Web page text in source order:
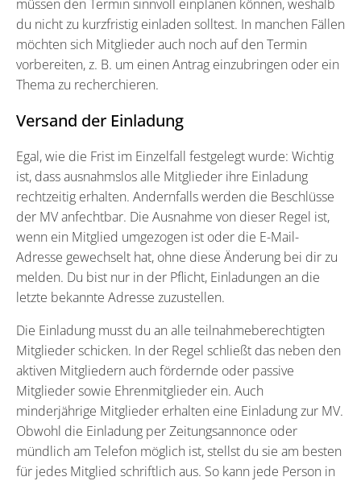
müssen den Termin sinnvoll einplanen können, weshalb
du nicht zu kurzfristig einladen solltest. In manchen Fällen
möchten sich Mitglieder auch noch auf den Termin
vorbereiten, z. B. um einen Antrag einzubringen oder ein
Thema zu recherchieren.
Versand der Einladung
Egal, wie die Frist im Einzelfall festgelegt wurde: Wichtig
ist, dass ausnahmslos alle Mitglieder ihre Einladung
rechtzeitig erhalten. Andernfalls werden die Beschlüsse
der MV anfechtbar. Die Ausnahme von dieser Regel ist,
wenn ein Mitglied umgezogen ist oder die E-Mail-
Adresse gewechselt hat, ohne diese Änderung bei dir zu
melden. Du bist nur in der Pflicht, Einladungen an die
letzte bekannte Adresse zuzustellen.
Die Einladung musst du an alle teilnahmeberechtigten
Mitglieder schicken. In der Regel schließt das neben den
aktiven Mitgliedern auch fördernde oder passive
Mitglieder sowie Ehrenmitglieder ein. Auch
minderjährige Mitglieder erhalten eine Einladung zur MV.
Obwohl die Einladung per Zeitungsannonce oder
mündlich am Telefon möglich ist, stellst du sie am besten
für jedes Mitglied schriftlich aus. So kann jede Person in